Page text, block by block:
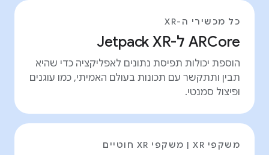
כל מכשירי ה-XR
ARCore ל-Jetpack XR
הוספת יכולות תפיסת נתונים לאפליקציה כדי שהיא
תבין ותתקשר עם תכונות בעולם האמיתי, כמו עוגנים
ופיצול סמנטי.
משקפי XR | משקפי XR חוטיים